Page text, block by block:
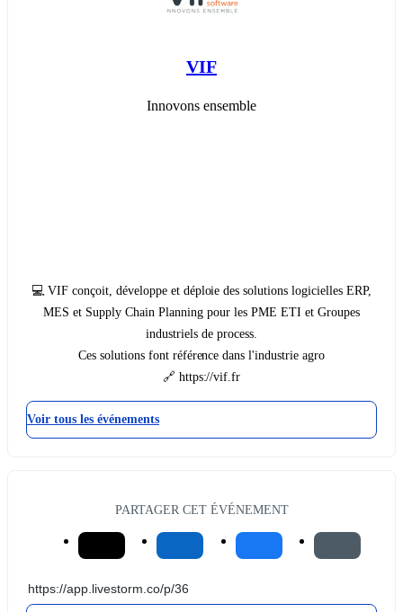
VIF
Innovons ensemble
💻 VIF conçoit, développe et déploie des solutions logicielles ERP,
MES et Supply Chain Planning pour les PME ETI et Groupes
industriels de process.
Ces solutions font référence dans l'industrie agro
🔗 https://vif.fr
Voir tous les événements
PARTAGER CET ÉVÉNEMENT